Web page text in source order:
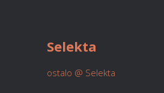
Selekta
ostalo @ Selekta